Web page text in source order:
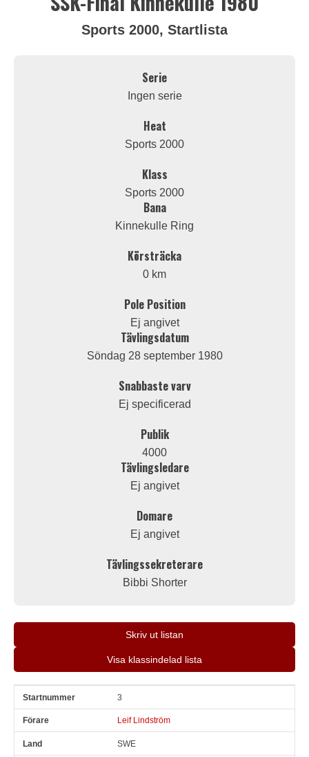
Sports 2000, Startlista
Serie
Ingen serie
Heat
Sports 2000
Klass
Sports 2000
Bana
Kinnekulle Ring
Körsträcka
0 km
Pole Position
Ej angivet
Tävlingsdatum
Söndag 28 september 1980
Snabbaste varv
Ej specificerad
Publik
4000
Tävlingsledare
Ej angivet
Domare
Ej angivet
Tävlingssekreterare
Bibbi Shorter
Skriv ut listan
Visa klassindelad lista
Snr Förare 3
Leif Lindström
SWE